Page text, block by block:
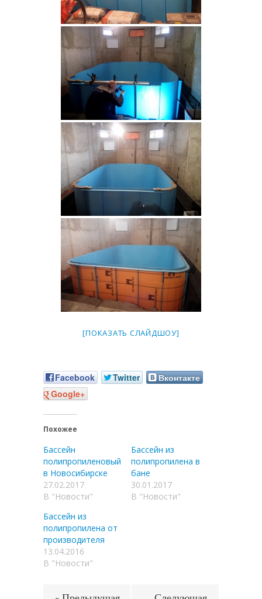
[ПОКАЗАТЬ СЛАЙДШОУ]
Facebook Twitter
Вконтакте
Google+
Похожее
Бассейн
полипропиленовый
в Новосибирске
27.02.2017
В "Новости"
Бассейн из
полипропилена в
бане
30.01.2017
В "Новости"
Бассейн из
полипропилена от
производителя
13.04.2016
В "Новости"